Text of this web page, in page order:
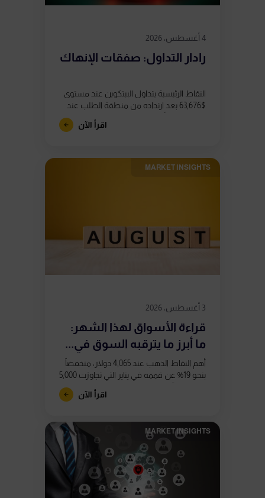
4 أغسطس، 2026
رادار التداول: صفقات الإنهاك
النقاط الرئيسية يتداول البيتكوين عند مستوى
$63,676 بعد ارتداده من منطقة الطلب عند
$62,800، إلا أن ظهور ثلاثة تباعدات هبوطية
اقرأ الآن
MARKET INSIGHTS​
3 أغسطس، 2026
قراءة الأسواق لهذا الشهر:
ما أبرز ما يترقبه السوق في...
أهم النقاط الذهب عند 4,065 دولار، منخفضاً
بنحو 19% عن قممه في يناير التي تجاوزت 5,000
اقرأ الآن
MARKET INSIGHTS​